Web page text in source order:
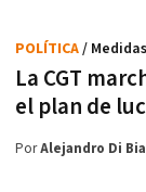
La CGT
el plan de
POLÍTICA/
PorAlejandro Di